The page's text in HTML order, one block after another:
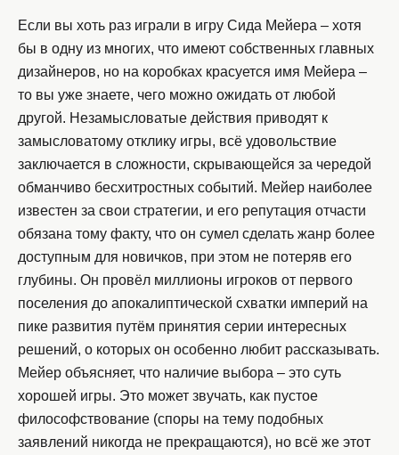
Если вы хоть раз играли в игру Сида Мейера – хотя
бы в одну из многих, что имеют собственных главных
дизайнеров, но на коробках красуется имя Мейера –
то вы уже знаете, чего можно ожидать от любой
другой. Незамысловатые действия приводят к
замысловатому отклику игры, всё удовольствие
заключается в сложности, скрывающейся за чередой
обманчиво бесхитростных событий. Мейер наиболее
известен за свои стратегии, и его репутация отчасти
обязана тому факту, что он сумел сделать жанр более
доступным для новичков, при этом не потеряв его
глубины. Он провёл миллионы игроков от первого
поселения до апокалиптической схватки империй на
пике развития путём принятия серии интересных
решений, о которых он особенно любит рассказывать.
Мейер объясняет, что наличие выбора – это суть
хорошей игры. Это может звучать, как пустое
философствование (споры на тему подобных
заявлений никогда не прекращаются), но всё же этот